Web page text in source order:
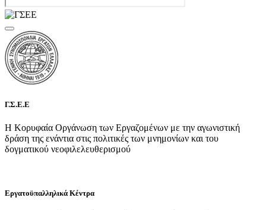
Γ.Σ.Ε.Ε
Η Κορυφαία Οργάνωση των Εργαζομένων με την αγωνιστική
δράση της ενάντια στις πολιτικές των μνημονίων και του
δογματικού νεοφιλελευθερισμού
Εργατοϋπαλληλικά Κέντρα